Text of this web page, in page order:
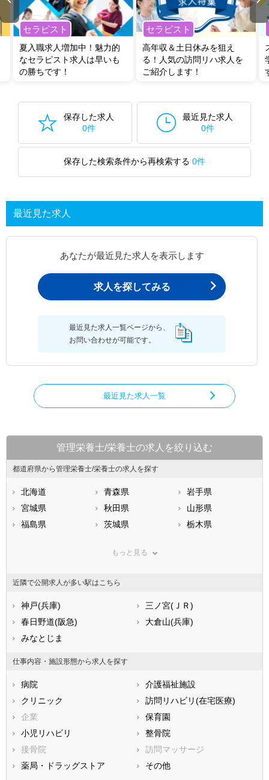
セラピスト
夏入職求人増加中！魅力的
なセラピスト求人は早いも
の勝ちです！
セラピスト
高年収＆土日休みを狙え
る！人気の訪問リハ求人を
ご紹介します！
保存した求人
0件
最近見た求人
0件
保存した検索条件から再検索する 0件
最近見た求人
あなたが最近見た求人を表示します
求人を探してみる
最近見た求人一覧ページから、
お問い合わせが可能です。
最近見た求人一覧
管理栄養士/栄養士の求人を絞り込む
都道府県から管理栄養士/栄養士の求人を探す
北海道 青森県
岩手県
宮城県
秋田県
山形県
福島県
茨城県
栃木県
神奈川県
石川県
福井県
静岡県
三重県
滋賀県
大阪府
兵庫県
香川県
高知県
福岡県
長崎県
熊本県
鹿児島県
もっと見る
近隣で公開求人が多い駅はこちら
神戸(兵庫)
三ノ宮(ＪＲ)
春日野道(阪急)
大倉山(兵庫)
みなとじま
仕事内容・施設形態から求人を探す
病院
介護福祉施設
クリニック
訪問リハビリ(在宅医療)
企業
保育園
小児リハビリ
整骨院
接骨院
訪問マッサージ
薬局・ドラッグストア
その他